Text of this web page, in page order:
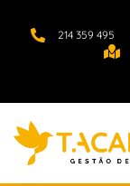
214 359 495